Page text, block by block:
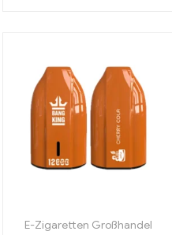
E-Zigaretten Großhandel